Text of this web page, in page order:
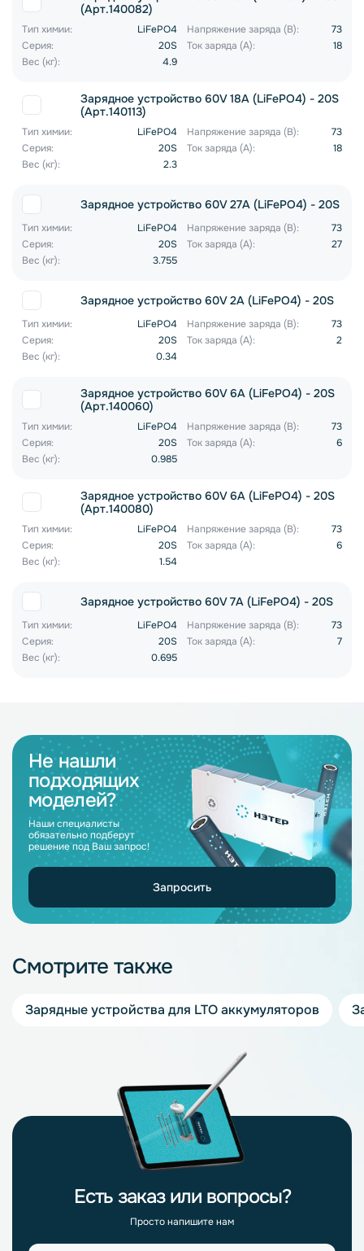
(Арт.140082)
Тип химии: LiFePO4 Напряжение заряда (В):
73
Серия:
20S Ток заряда (А):
18
Вес (кг):
4.9
Зарядное устройство 60V 18A (LiFePO4) - 20S
(Арт.140113)
Тип химии: LiFePO4 Напряжение заряда (В):
73
Серия:
20S Ток заряда (А):
18
Вес (кг):
2.3
Зарядное устройство 60V 27A (LiFePO4) - 20S
Тип химии: LiFePO4 Напряжение заряда (В):
73
Серия:
20S Ток заряда (А):
27
Вес (кг):
3.755
Зарядное устройство 60V 2A (LiFePO4) - 20S
Тип химии: LiFePO4 Напряжение заряда (В):
73
Серия:
20S Ток заряда (А):
2
Вес (кг):
0.34
Зарядное устройство 60V 6A (LiFePO4) - 20S
(Арт.140060)
Тип химии: LiFePO4 Напряжение заряда (В):
73
Серия:
20S Ток заряда (А):
6
Вес (кг):
0.985
Зарядное устройство 60V 6A (LiFePO4) - 20S
(Арт.140080)
Тип химии: LiFePO4 Напряжение заряда (В):
73
Серия:
20S Ток заряда (А):
6
Вес (кг):
1.54
Зарядное устройство 60V 7A (LiFePO4) - 20S
Тип химии: LiFePO4 Напряжение заряда (В):
73
Серия:
20S Ток заряда (А):
7
Вес (кг):
0.695
Не нашли
подходящих
моделей?
Наши специалисты
обязательно подберут
решение под Ваш запрос!
Запросить
Смотрите также
Зарядные устройства для LTO аккумуляторов
Есть заказ или вопросы?
Просто напишите нам